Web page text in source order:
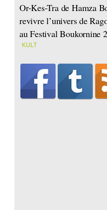
Or-Kes-Tra de Hamza
revivre l’univers de
au Festival Boukornine
KULT